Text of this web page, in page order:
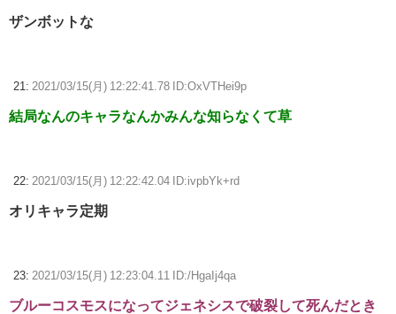
ザンボットな
21: 2021/03/15(月) 12:22:41.78 ID:OxVTHei9p
結局なんのキャラなんかみんな知らなくて草
22: 2021/03/15(月) 12:22:42.04 ID:ivpbYk+rd
オリキャラ定期
23: 2021/03/15(月) 12:23:04.11 ID:/HgaIj4qa
ブルーコスモスになってジェネシスで破裂して死んだとき